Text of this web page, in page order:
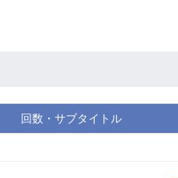
回数・サブタイトル